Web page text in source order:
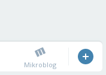
Mikroblog